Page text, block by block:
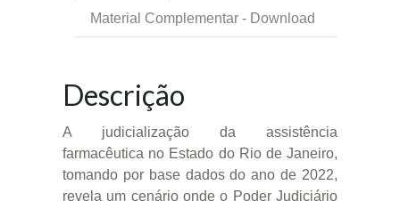
Material Complementar - Download
Descrição
A judicialização da assistência
farmacêutica no Estado do Rio de Janeiro,
tomando por base dados do ano de 2022,
revela um cenário onde o Poder Judiciário